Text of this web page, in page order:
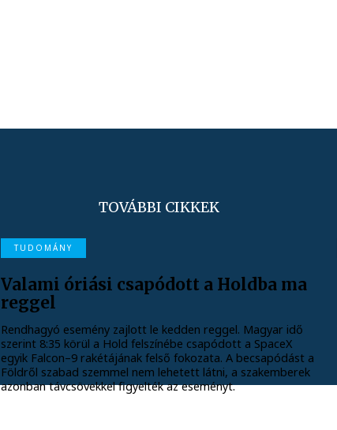
TOVÁBBI CIKKEK
TUDOMÁNY
Valami óriási csapódott a Holdba ma
reggel
Rendhagyó esemény zajlott le kedden reggel. Magyar idő
szerint 8:35 körül a Hold felszínébe csapódott a SpaceX
egyik Falcon–9 rakétájának felső fokozata. A becsapódást a
Földről szabad szemmel nem lehetett látni, a szakemberek
azonban távcsövekkel figyelték az eseményt.